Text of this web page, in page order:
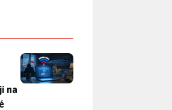
aktualizacemi Windows. Ruští
na